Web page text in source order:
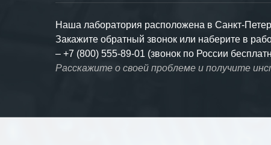
Наша лаборатория расположена в Санкт-
Закажите обратный звонок или наберите в
– +7 (800) 555-89-01 (звонок по России
Расскажите о своей проблеме и получите